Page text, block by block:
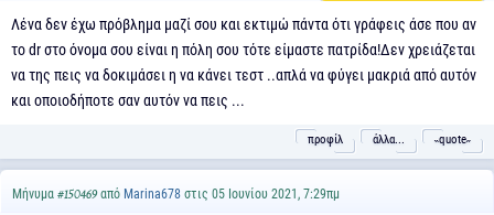
Λένα δεν έχω πρόβλημα μαζί σου και εκτιμώ πάντα ότι γράφεις άσε που αν
το dr στο όνομα σου είναι η πόλη σου τότε είμαστε πατρίδα!Δεν χρειάζεται
να της πεις να δοκιμάσει η να κάνει τεστ ..απλά να φύγει μακριά από αυτόν
και οποιοδήποτε σαν αυτόν να πεις ...
προφίλ άλλα... ˵quote˶
Μήνυμα #150469από Marina678 στις 05 Ιουνίου 2021, 7:29πμ